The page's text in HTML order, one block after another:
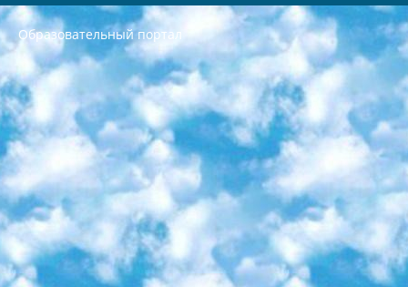
Образовательный портал
РЕСПУБЛИКА УЗБЕКИСТАН МИНИСТРЕРСТВО ДОШКОЛЬНОГО И ШКОЛЬНОГО ОБРАЗОВАНИЯ КОМАНДА в общеобразовательных учреждениях в 2023-2024 учебном году организация и проведение итоговой государственной аттестации обучающихся о Министра дошкольного и школьного образования Республики Узбекистан от 4 марта 2008 года (постановлением Минюста от 20 марта 2008 года № 1778 государственной регистрации) «Итоговое состояние учащихся общего среднего образования на основании положения об утверждении положения об аттестации общего среднего образования выпускной экзамен студентов в образовательных учреждениях в 2023-2024 учебном году В целях организации и прохождения аттестации приказываю: 1. Следующее: перечень предметов, по которым будет проводиться итоговая государственная аттестация и экзамен формы перевода согласно приложению 1; сертификаты международного образца, оценивающие уровень владения иностранными языками перечень согласно приложению 2; 2. Педагогический при специализированных образовательных учреждениях. научно-практический центр квалификации и международной оценки (Д.Давидова) 2024 г. До 25 марта: задания по предметам, по которым будет проводиться итоговая аттестация разработка и утверждение технических условий; итоговая аттестация на основании разработанного предметного задания разработка вопросов по предметам (устно и письменно), экзамен передача; общеобразовательные средние школы и специальные учебные заведения учащиеся выпускных классов школ и интернатов в агентской системе подготовка базы данных экзаменационных материалов и критериев оценки; перевод базы экзаменационных материалов на все языки обучения подать в Республиканский образовательный центр для изготовления; варианты экзаменов на основе разработанных контрольных материалов пусть будут поставлены задачи формирования. 3. Республиканский образовательный центр (Ш.Худайкулов) до 5 апреля 2024 года. до: база данных предоставленных экзаменационных материалов на все языки обучения перевод и экспертиза; для слепых, слабовидящих, глухих, слабослышащих и умственно отсталых детей учащиеся выпускных классов специализированных школ и школ-интернатов база данных экзаменационных материалов на всех преподаваемых языках подготовка критериев оценки; специализированные школы для умственно отсталых детей и технологии для учащихся выпускных классов школ-интернатов разработка соответствующих рекомендаций и критериев проведения ЕГЭ по естествознанию давать задания. 4. Педагогический при специализированных образовательных учреждениях. Научно-практический центр навыков и международной оценки (Д.Давидова), Республика образовательный центр (Худайкулов Ш.) итоговый государственный аттестационный экзамен ориентирован на творческое и логическое мышление при подготовке базы материалов учитывать введение заданий. 5. Следует отметить, что: сертификат государственного образца о знании общеобразовательного предмета и как минимум национальный уровень B1 по предметам на иностранных языках, указанным в Приложении 2. или международно признанный сертификат эквивалентного уровня студенты, изучающие определенный предмет, освобождаются от экзамена; по соответствующим предметам запланирована итоговая государственная аттестация за день до дня, путем жеребьевки Рабочей группой (в письменной форме по предметам, проводимым в форме) из числа сформированных вариантов выбрано 2 варианта; 2 выбранных варианта экзамена анонсированы на официальном сайте министерства и все выпускники по всей стране на основе этих вариантов проводит итоговую государственную аттестацию. 6. Государственное образование учащихся средних общеобразовательных учреждений. знания в соответствии с квалификационными требованиями, которые необходимо приобрести на основании стандартов итоговый (выпускной) контроль для 9 и 11 классов в целях тестирования Экзамены (далее – экзамены) состоят из предметов, перечисленных в приложении 1. будет сделано. 7. Экзамены пройдут с 26 мая по 15 июня 2024 г. (кроме науки физического воспитания). 8. Физическая для учащихся 9 классов общесредних образовательных учреждений. Экзамены по предмету «Образование, квалификация медицина» 1-6 мая 2024 года. сотрудники перевести под присмотр (с отклонениями в физическом или умственном развитии) специализированная школа для детей, школы-интернаты и со сколиозом школы-интернаты санаторного типа для больных детей исключены). 9. Он был слепым, слабовидящим и имел нарушения опорно-двигательного аппарата. экзамены в специализированных школах и интернатах для детей должны проводиться исходя из требований, предъявляемых к общеобразовательным учреждениям (физкультура кроме науки). 10. Специализированная школа для глухих и слабослышащих детей. и экзамены в интернатах и быть реализован в виде письменного теста по математике. 11. Специальность для умственно отсталых детей. Для 9 класса Родной язык и литературное письмо Государственный язык (язык обучения – узбекский). для неклассов) написано Математическое письмо Письменная/устная история Узбекистана Физическое воспитание практично Итоговый контроль Для 11 класса Написание родного языка и литературы (эссе) Математическое письмо Узбекский язык (обучение на узбекском языке) не посещающее общее среднее образование для учреждений)/Образовательное учреждение выбор письменный и устный Иностранный язык письменный/устный Письменная/устная история Узбекистана *По выбору студента:  Химия  Физика  Основы государственного права  География 10 бесплатных образовательных ресурсов - Мы составили подборку онлайн-проектов с интерактивными упражнениями, видеолекциями и статьями. Они помогут вам обрести новые и освежить старые знания бесплатно. 1. «ИНТУИТ» Старейшая образовательная площадка Рунета. Здесь вы найдёте сотни текстовых и видеокурсов на десятки различных тем — от программирования до психологии. Многие курсы подготовлены российскими университетами и крупными международными компаниями вроде Intel и Microsoft. Самостоятельное обучение бесплатное, но желающие могут оплатить услуги персональных наставников. 2. «Смартия» знакомит с актуальными профессиями и подсказывает, как им обучаться. Выбрав заинтересовавшую вас специальность — SMM-специалист, фотограф, веб-дизайнер или другую, — увидите список необходимых для неё умений. Чтобы вы могли освоить их самостоятельно, для каждого умения площадка отображает подборку ссылок на учебные материалы. Хотя «Смартия» ориентируется на русскоязычную аудиторию, часть контента всё же доступна только на английском. 3. «Лекторий Физтеха» Проект Московского физико-технического института (Физтеха). С его помощью вы можете смотреть онлайн серии лекций, записанные на видео в этом вузе. В числе доступных предметов — физика, биология, химия, информационные технологии и другие. К некоторым лекциям администрация ресурса прилагает готовые конспекты, которые можно скачивать в PDF-формате. 4. ITMOcourses Онлайн-площадка Санкт-Петербургского национального исследовательского университета информационных технологий, механики и оптики (ИТМО). Ресурс предоставляет свободный доступ к курсам, разработанным в этом вузе. Каталог материалов разбит на четыре категории: «Оптические системы и технологии», «Приборостроение и робототехника», «Информационные технологии» и «Биотехнологии». Курсы состоят из видеолекций, интерактивных демонстраций и заданий. 5. «КиберЛенинка» Электронная научная библиотека открытого доступа. Каталог площадки регулярно обрастает текстами статей из различных научных изданий. Сгруппированные по журналам и рубрикам публикации можно читать онлайн или скачивать целиком в PDF-формате. Проект нацелен на популяризацию науки за счёт открытого доступа к качественной информации. 6. «ПостНаука» На этом ресурсе публикуют подборки видеолекций, составленные экспертами из разных отраслей и объединённые общими темами. Среди них, к примеру, есть серии «Биоинформатика и геномика», «Культура средневековой Скандинавии» и Cinema Studies о теории кино. Каждая подборка лекций — логически связанная история, рассказанная экспертом от первого лица. Кроме того, на сайте появляются научно-образовательные статьи и тесты на разные темы. 7. «Newочём» Команда проекта «Newочём» отбирает самые интересные тексты из англоязычных СМИ и переводит те из них, за которые голосуют участники сообщества «ВКонтакте». По большей части это научно-популярные статьи. Редакторы придумывают лишь заголовки, в остальном содержание переводов соответствует оригиналам. Полные тексты можно читать прямо в социальной сети. 8. InternetUrok Онлайн-база материалов по основным дисциплинам школьной программы. Информация на сайте структурирована по классам, предметам и темам (урокам). Каждый урок состоит из видеолекций и конспектов. Есть также интерактивные тренажёры и тесты для закрепления пройденного материала. Даже если вы давно окончили школу, возможность повторить программу старших классов всегда может пригодиться. 9. Edutainme Ещё один ресурс об образовании. В отличие от Newtonew, как мне кажется, Edutainme больше ориентируется на представителей индустрии: педагогов, предпринимателей, разработчиков образовательных проектов. Но и любой, кто просто стремится к саморазвитию, найдёт на сайте много полезного и интересного для себя. Например, информацию о новых курсах и образовательных сервисах. 10. Newtonew Онлайн-медиа об образовании и обучении в широком смысле. Авторы Newtonew пишут об инструментах, заведениях, тактиках и стратегиях, которые помогают учить других и получать новые знания самостоятельно. На этой площадке вы найдёте новости, обзоры, аналитические мат